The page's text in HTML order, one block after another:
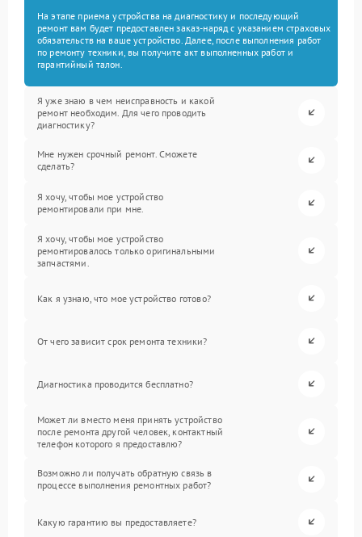
На этапе приема устройства на диагностику и последующий
ремонт вам будет предоставлен заказ-наряд с указанием страховых
обязательств на ваше устройство. Далее, после выполнения работ
по ремонту техники, вы получите акт выполненных работ и
гарантийный талон.
Я уже знаю в чем неисправность и какой
ремонт необходим. Для чего проводить
диагностику?
Мне нужен срочный ремонт. Сможете
сделать?
Я хочу, чтобы мое устройство
ремонтировали при мне.
Я хочу, чтобы мое устройство
ремонтировалось только оригинальными
запчастями.
Как я узнаю, что мое устройство готово?
От чего зависит срок ремонта техники?
Диагностика проводится бесплатно?
Может ли вместо меня принять устройство
после ремонта другой человек, контактный
телефон которого я предоставлю?
Возможно ли получать обратную связь в
процессе выполнения ремонтных работ?
Какую гарантию вы предоставляете?